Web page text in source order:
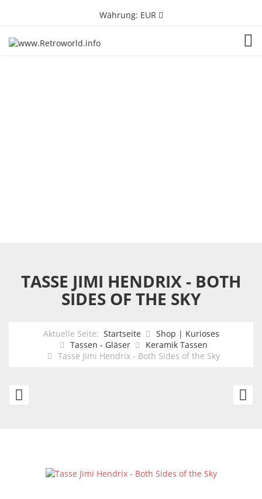
Währung: EUR
TASSE JIMI HENDRIX - BOTH
SIDES OF THE SKY
Aktuelle Seite: Startseite
Shop | Kurioses
Tassen - Gläser
Keramik Tassen
Tasse Jimi Hendrix - Both Sides of the Sky
Band